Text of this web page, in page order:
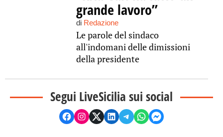
grande lavoro”
di Redazione
Le parole del sindaco
all'indomani delle dimissioni
della presidente
Segui LiveSicilia sui social